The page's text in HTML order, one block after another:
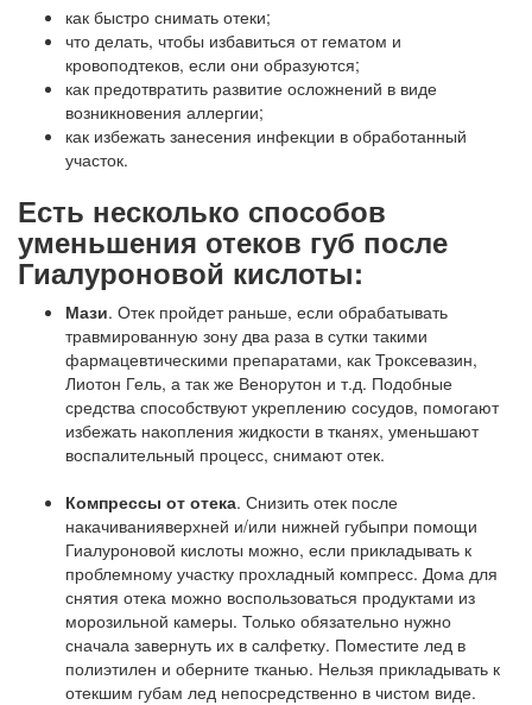
как быстро снимать отеки;
что делать, чтобы избавиться от гематом и
кровоподтеков, если они образуются;
как предотвратить развитие осложнений в виде
возникновения аллергии;
как избежать занесения инфекции в обработанный
участок.
Есть несколько способов
уменьшения отеков губ после
Гиалуроновой кислоты:
Мази. Отек пройдет раньше, если обрабатывать
травмированную зону два раза в сутки такими
фармацевтическими препаратами, как Троксевазин,
Лиотон Гель, а так же Венорутон и т.д. Подобные
средства способствуют укреплению сосудов, помогают
избежать накопления жидкости в тканях, уменьшают
воспалительный процесс, снимают отек.
Компрессы от отека. Снизить отек после
накачиванияверхней и/или нижней губыпри помощи
Гиалуроновой кислоты можно, если прикладывать к
проблемному участку прохладный компресс. Дома для
снятия отека можно воспользоваться продуктами из
морозильной камеры. Только обязательно нужно
сначала завернуть их в салфетку. Поместите лед в
полиэтилен и оберните тканью. Нельзя прикладывать к
отекшим губам лед непосредственно в чистом виде.